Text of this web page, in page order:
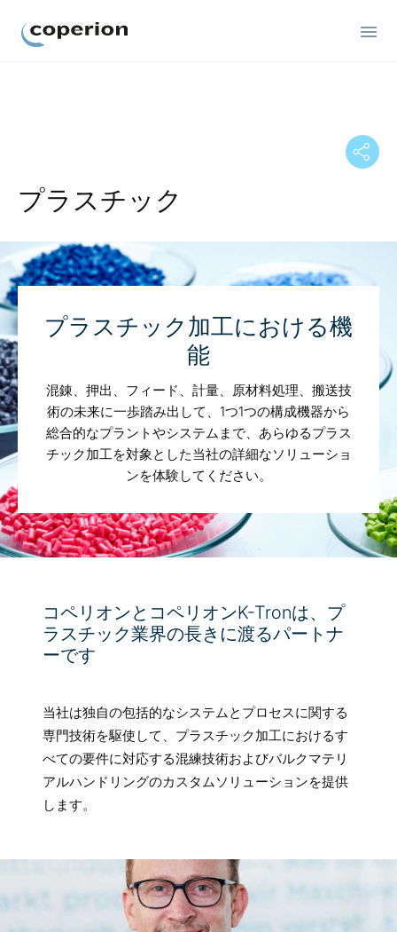
プラスチック
プラスチック加工における機
能
混錬、押出、フィード、計量、原材料処理、搬送技
術の未来に一歩踏み出して、1つ1つの構成機器から
総合的なプラントやシステムまで、あらゆるプラス
チック加工を対象とした当社の詳細なソリューショ
ンを体験してください。
コペリオンとコペリオンK-Tronは、プ
ラスチック業界の長きに渡るパートナ
ーです
当社は独自の包括的なシステムとプロセスに関する
専門技術を駆使して、プラスチック加工におけるす
べての要件に対応する混練技術およびバルクマテリ
アルハンドリングのカスタムソリューションを提供
します。